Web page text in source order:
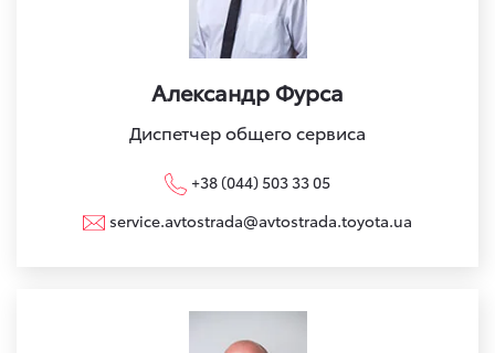
Александр Фурса
Диспетчер общего сервиса
+38 (044) 503 33 05
service.avtostrada@avtostrada.toyota.ua